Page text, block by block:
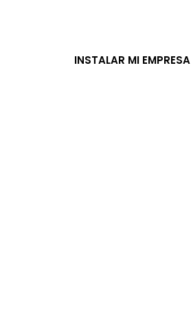
INSTALAR MI EMPRESA